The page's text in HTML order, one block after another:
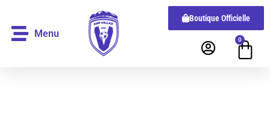
Menu
Boutique Officielle
0